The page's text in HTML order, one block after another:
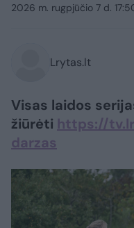
2026 m. rugpjūčio 7 d.
Lrytas.lt
Visas laidos
žiūrėti https://
darzas